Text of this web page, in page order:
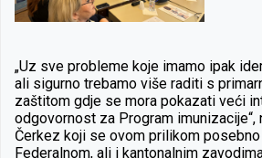
„Uz sve probleme koje imamo ipak
ali sigurno trebamo više raditi s
zaštitom gdje se mora pokazati veći
odgovornost za Program imunizacije“,
Čerkez koji se ovom prilikom
Federalnom, ali i kantonalnim